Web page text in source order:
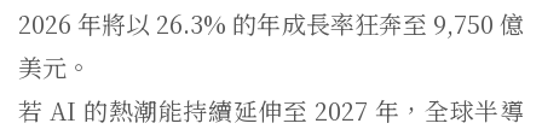
2026 年將以 26.3% 的年成長率狂奔至 9,750 億
美元。
若 AI 的熱潮能持續延伸至 2027 年，全球半導